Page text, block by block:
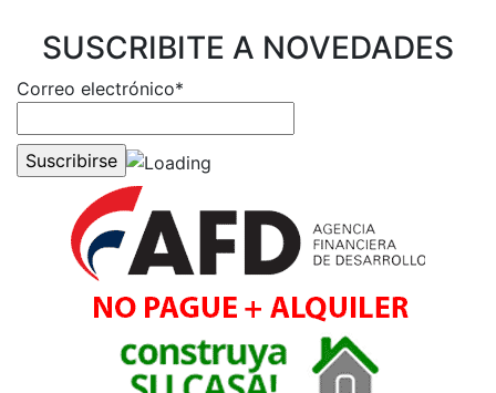
SUSCRIBITE A NOVEDADES
Correo electrónico*